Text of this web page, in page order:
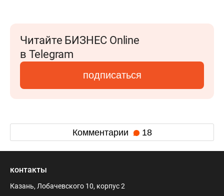
Читайте БИЗНЕС Online
в Telegram
подписаться
Комментарии 18
контакты
Казань, Лобачевского 10, корпус 2